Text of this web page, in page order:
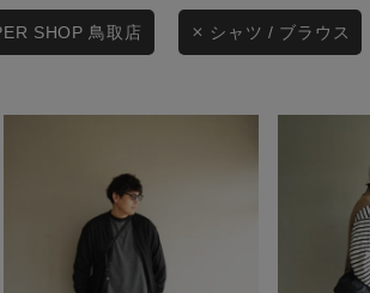
スタイリングから探す
ブランドから探す
お知らせ・ご利用ガイド
お知らせ
セール価格
在庫
SHOP 鳥取店 シャツ / ブラウス